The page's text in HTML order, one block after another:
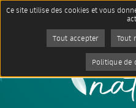
Accueil
Parcs et jardins de la ville de
Panneau de gestion des cookies
Ce site utilise des cookies et vous
Tout accepter Tout
Politique de